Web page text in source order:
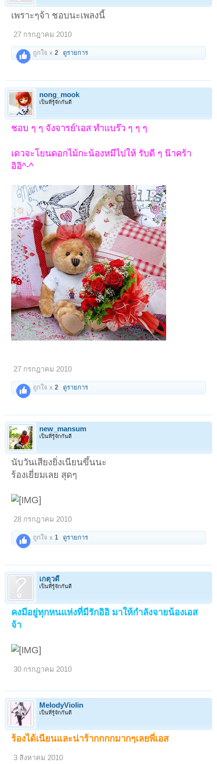
เพราะๆจ้า ชอบนะเพลงนี้
27 กรกฎาคม 2010
ถูกใจ x2 ดูรายการ
nong_mook
เป็นที่รู้จักกันดี
ชอบ ๆ ๆ จังจารย์'เอส ทำแบร๊ว ๆ ๆ ๆ
เดวจะโยนดอกไม้กะน้องหมีไปให้ รับดี ๆ น๊าคร้า
อิอิ^-^
27 กรกฎาคม 2010
ถูกใจ x2 ดูรายการ
new_mansum
เป็นที่รู้จักกันดี
นับวันเสียงยิ่งเนียนขึ้นนะ
ร้องเยี่ยมเลย สุดๆ
28 กรกฎาคม 2010
ถูกใจ x 1 ดูรายการ
เกตุวดี
เป็นที่รู้จักกันดี
คงมีอยู่ทุกหนแห่งที่มีรักอิอิ มาให้กำลังจายน้องเอส
จ้า
30 กรกฎาคม 2010
MelodyViolin
เป็นที่รู้จักกันดี
ร้องได้เนียนและน่าร้ากกกกมากๆเลยพี่เอส
3 สิงหาคม 2010